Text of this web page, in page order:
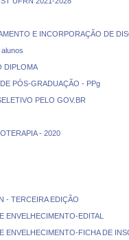
E INCORPORAÇÃO DE
DIPLOMA
PÓS-GRADUAÇÃO - PPg
PELO GOV.BR
- 2020
- TERCEIRA EDIÇÃO
ENVELHECIMENTO-EDITAL
ENVELHECIMENTO-FICHA DE